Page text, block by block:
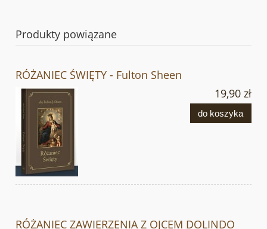
Produkty powiązane
RÓŻANIEC ŚWIĘTY - Fulton Sheen
19,90 zł
do koszyka
RÓŻANIEC ZAWIERZENIA Z OJCEM DOLINDO